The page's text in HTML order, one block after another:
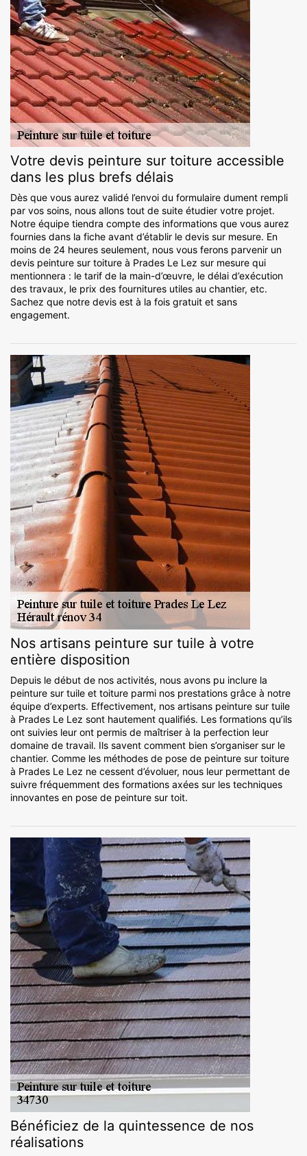
Votre devis peinture sur toiture accessible
dans les plus brefs délais
Dès que vous aurez validé l’envoi du formulaire dument rempli
par vos soins, nous allons tout de suite étudier votre projet.
Notre équipe tiendra compte des informations que vous aurez
fournies dans la fiche avant d’établir le devis sur mesure. En
moins de 24 heures seulement, nous vous ferons parvenir un
devis peinture sur toiture à Prades Le Lez sur mesure qui
mentionnera : le tarif de la main-d’œuvre, le délai d’exécution
des travaux, le prix des fournitures utiles au chantier, etc.
Sachez que notre devis est à la fois gratuit et sans
engagement.
Nos artisans peinture sur tuile à votre
entière disposition
Depuis le début de nos activités, nous avons pu inclure la
peinture sur tuile et toiture parmi nos prestations grâce à notre
équipe d’experts. Effectivement, nos artisans peinture sur tuile
à Prades Le Lez sont hautement qualifiés. Les formations qu’ils
ont suivies leur ont permis de maîtriser à la perfection leur
domaine de travail. Ils savent comment bien s’organiser sur le
chantier. Comme les méthodes de pose de peinture sur toiture
à Prades Le Lez ne cessent d’évoluer, nous leur permettant de
suivre fréquemment des formations axées sur les techniques
innovantes en pose de peinture sur toit.
Bénéficiez de la quintessence de nos
réalisations